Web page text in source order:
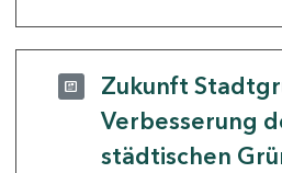
Zukunft
Verbesserung
städtischen